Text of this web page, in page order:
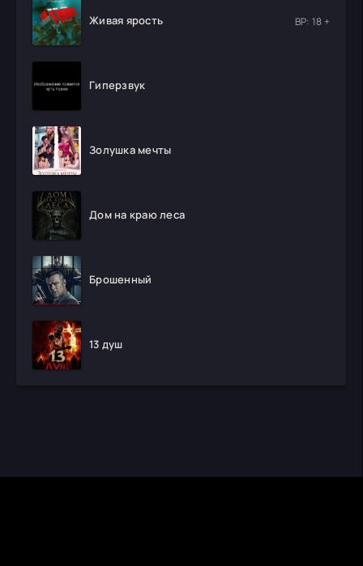
Живая ярость ВР: 18 +
Гиперзвук
Золушка мечты
Дом на краю леса
Брошенный
13 душ